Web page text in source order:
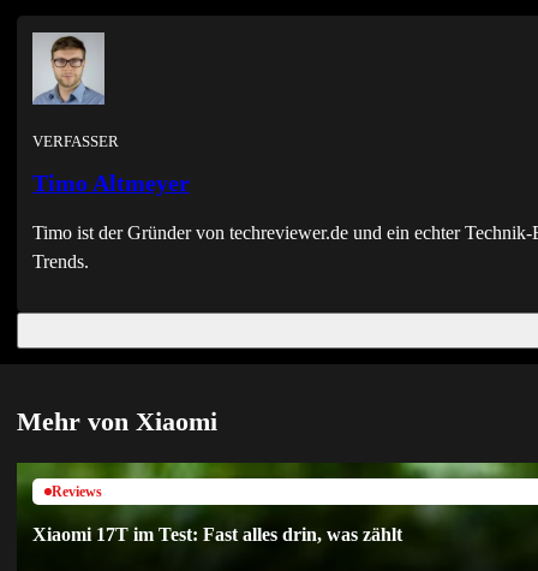
VERFASSER
Timo Altmeyer
Timo ist der Gründer von techreviewer.de und ein echter
Trends.
Mehr von Xiaomi
Reviews
Xiaomi 17T im Test: Fast alles drin, was zählt